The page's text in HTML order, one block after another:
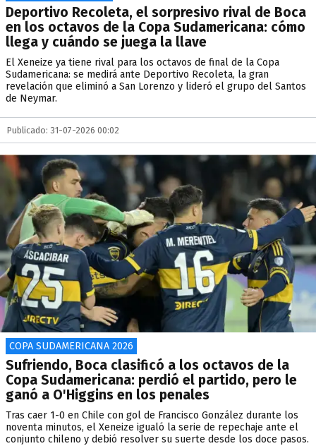
Deportivo Recoleta, el sorpresivo rival de Boca
en los octavos de la Copa Sudamericana: cómo
llega y cuándo se juega la llave
El Xeneize ya tiene rival para los octavos de final de la Copa
Sudamericana: se medirá ante Deportivo Recoleta, la gran
revelación que eliminó a San Lorenzo y lideró el grupo del Santos
de Neymar.
Publicado: 31-07-2026 00:02
COPA SUDAMERICANA 2026
Sufriendo, Boca clasificó a los octavos de la
Copa Sudamericana: perdió el partido, pero le
ganó a O'Higgins en los penales
Tras caer 1-0 en Chile con gol de Francisco González durante los
noventa minutos, el Xeneize igualó la serie de repechaje ante el
conjunto chileno y debió resolver su suerte desde los doce pasos.